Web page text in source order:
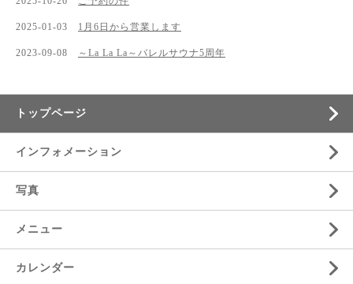
2025-01-03 1月6日から営業します
2023-09-08 ～La La La～バレルサウナ5周年
トップページ
インフォメーション
写真
メニュー
カレンダー